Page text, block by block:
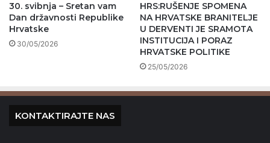
30. svibnja – Sretan vam
Dan državnosti Republike
Hrvatske
30/05/2026
HRS:RUŠENJE SPOMENA
NA HRVATSKE BRANITELJE
U DERVENTI JE SRAMOTA
INSTITUCIJA I PORAZ
HRVATSKE POLITIKE
25/05/2026
KONTAKTIRAJTE NAS